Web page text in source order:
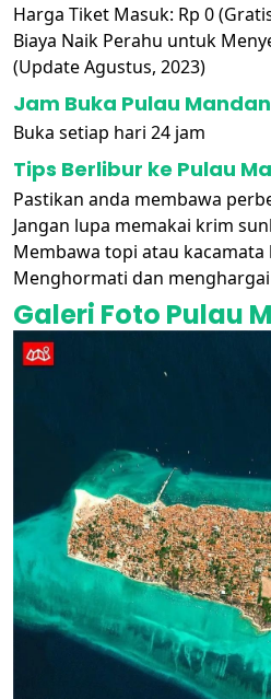
Harga Tiket Masuk: Rp 0
Biaya Naik Perahu untuk
(Update Agustus, 2023)
Jam Buka Pulau
Buka setiap hari 24 jam
Tips Berlibur ke Pulau
Pastikan anda membawa
Jangan lupa memakai krim
Membawa topi atau kacamata
Menghormati dan
Galeri Foto Pulau